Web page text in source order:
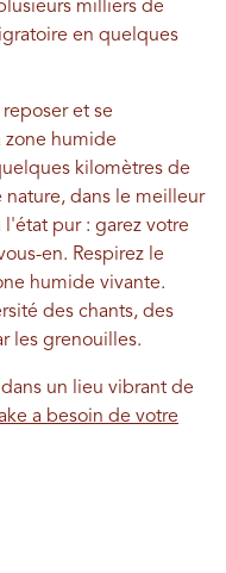
milliers de
en quelques
et se
zone humide
kilomètres de
nature, dans le meilleur
l'état pur : garez votre
en. Respirez le
humide vivante.
des chants, des
les grenouilles.
un lieu vibrant de
a besoin de votre